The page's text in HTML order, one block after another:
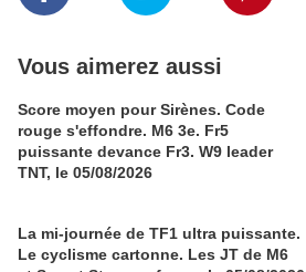
Vous aimerez aussi
Score moyen pour Sirènes. Code
rouge s'effondre. M6 3e. Fr5
puissante devance Fr3. W9 leader
TNT, le 05/08/2026
La mi-journée de TF1 ultra puissante.
Le cyclisme cartonne. Les JT de M6